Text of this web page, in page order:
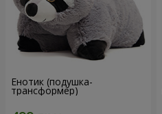
Енотик (подушка-
трансформер)